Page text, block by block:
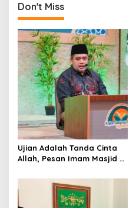
a
v
i
g
a
t
i
o
n
Don't Miss
Ujian Adalah Tanda Cinta
Allah, Pesan Imam Masjid Al